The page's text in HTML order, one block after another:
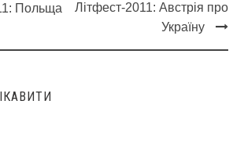
Польща
Літфест-2011: Австрія про
Україну